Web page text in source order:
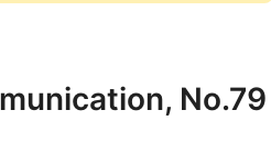
No.79